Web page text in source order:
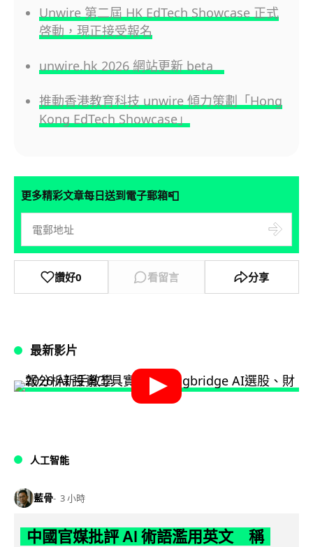
Unwire 第二屆 HK EdTech Showcase 正式
啓動，現正接受報名
unwire.hk 2026 網站更新 beta
推動香港教育科技 unwire 傾力策劃「Hong
Kong EdTech Showcase」
更多精彩文章每日送到電子郵箱📮
讚好0 看留言 分享
最新影片
人工智能
藍骨 3 小時
中國官媒批評 AI 術語濫用英文 稱